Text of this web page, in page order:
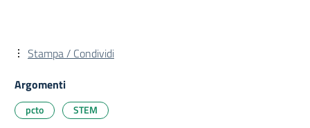
Stampa / Condividi
Argomenti
pcto STEM